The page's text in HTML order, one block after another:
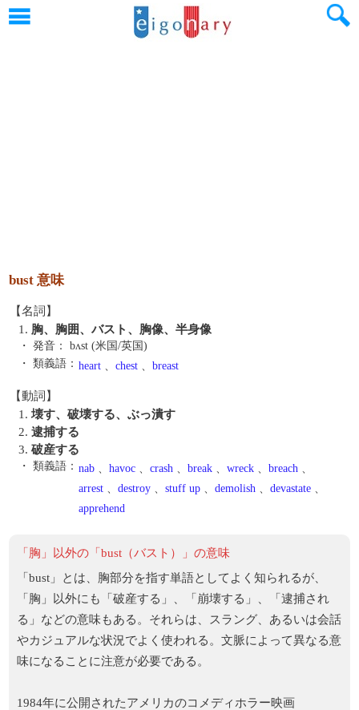
bust 意味
【名詞】
1. 胸、胸囲、バスト、胸像、半身像
・ 発音：
bʌst (米国/英国)
・ 類義語： heart 、 chest 、 breast
【動詞】
1. 壊す、破壊する、ぶっ潰す
2. 逮捕する
3. 破産する
・ 類義語： nab 、 havoc 、 crash 、 break 、 wreck 、 breach 、
arrest 、 destroy 、 stuff up 、 demolish 、 devastate 、
apprehend
「胸」以外の「bust（バスト）」の意味
「bust」とは、胸部分を指す単語としてよく知られるが、
「胸」以外にも「破産する」、「崩壊する」、「逮捕され
る」などの意味もある。それらは、スラング、あるいは会話
やカジュアルな状況でよく使われる。文脈によって異なる意
味になることに注意が必要である。
1984年に公開されたアメリカのコメディホラー映画